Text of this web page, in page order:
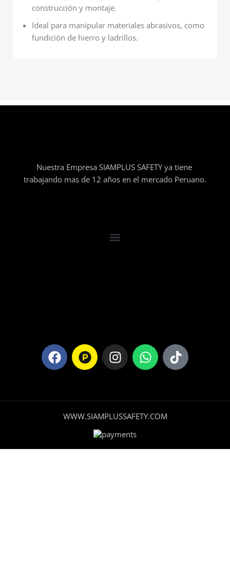
construcción y montaje.
Ideal para manipular materiales abrasivos, como
fundición de hierro y ladrillos.
Nuestra Empresa SIAMPLUS SAFETY ya tiene
trabajando mas de 12 años en el mercado Peruano.
WWW.SIAMPLUSSAFETY.COM